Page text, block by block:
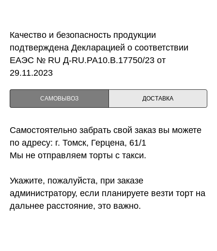
Качество и безопасность продукции
подтверждена Декларацией о соответствии
ЕАЭС № RU Д-RU.PA10.B.17750/23 от
29.11.2023
САМОВЫВОЗ ДОСТАВКА
Самостоятельно забрать свой заказ вы можете
по адресу: г. Томск, Герцена, 61/1
Мы не отправляем торты с такси.
Укажите, пожалуйста, при заказе
администратору, если планируете везти торт на
дальнее расстояние, это важно.